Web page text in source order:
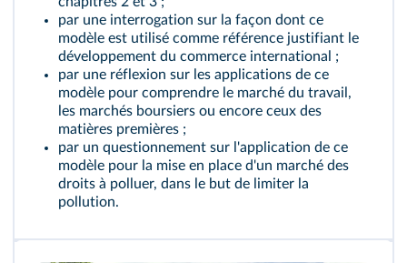
par une interrogation sur la façon dont ce
modèle est utilisé comme référence justifiant le
développement du commerce international ;
par une réflexion sur les applications de ce
modèle pour comprendre le marché du travail,
les marchés boursiers ou encore ceux des
matières premières ;
par un questionnement sur l'application de ce
modèle pour la mise en place d'un marché des
droits à polluer, dans le but de limiter la
pollution.